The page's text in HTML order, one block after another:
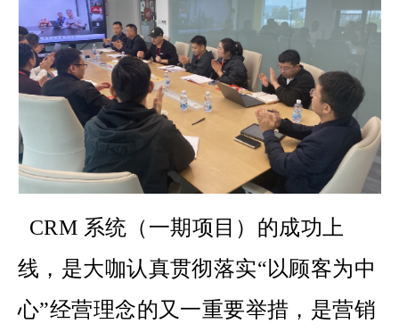
CRM 系统（一期项目）的成功上
线，是大咖认真贯彻落实“以顾客为中
心”经营理念的又一重要举措，是营销